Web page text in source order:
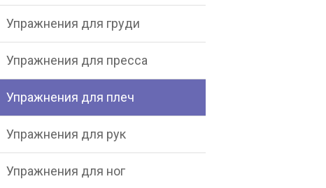
Упражнения для груди
Упражнения для пресса
Упражнения для плеч
Упражнения для рук
Упражнения для ног